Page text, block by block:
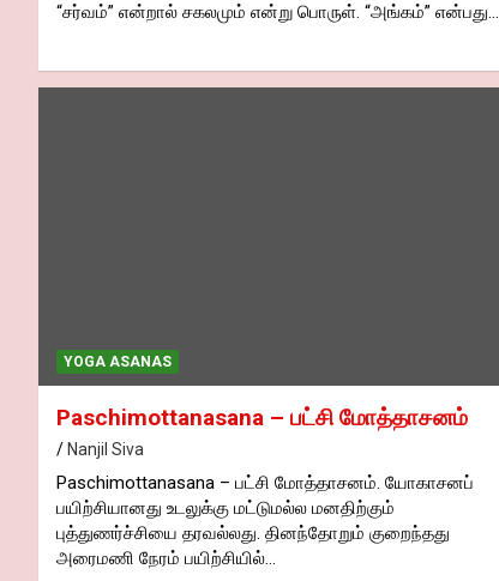
“சர்வம்” என்றால் சகலமும் என்று பொருள். “அங்கம்” என்பது…
YOGA ASANAS
Paschimottanasana – பட்சி மோத்தாசனம்
Nanjil Siva
Paschimottanasana – பட்சி மோத்தாசனம். யோகாசனப்
பயிற்சியானது உடலுக்கு மட்டுமல்ல மனதிற்கும்
புத்துணர்ச்சியை தரவல்லது. தினந்தோறும் குறைந்தது
அரைமணி நேரம் பயிற்சியில்…